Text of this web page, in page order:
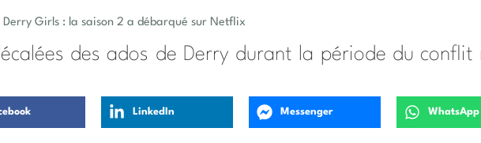
Derry Girls : la saison 2 a débarqué sur Netflix
des ados de Derry durant la période du
LinkedIn Messenger WhatsApp